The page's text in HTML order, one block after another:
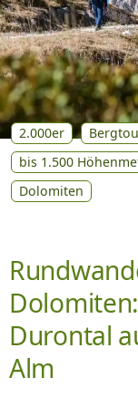
2.000er
bis 1.500
Dolomiten
Durontal
Alm